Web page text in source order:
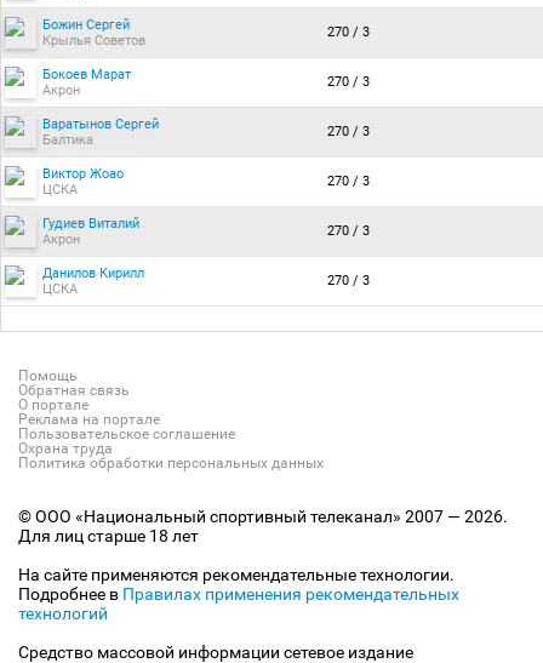
Божин Сергей
Крылья Советов
270 / 3
Бокоев Марат
Акрон
270 / 3
Варатынов Сергей
Балтика
270 / 3
Виктор Жоао
ЦСКА
270 / 3
Гудиев Виталий
Акрон
270 / 3
Данилов Кирилл
ЦСКА
270 / 3
Помощь
Обратная связь
О портале
Реклама на портале
Пользовательское соглашение
Охрана труда
Политика обработки персональных данных
© ООО «Национальный спортивный телеканал» 2007 — 2026.
Для лиц старше 18 лет
На сайте применяются рекомендательные технологии.
Подробнее в Правилах применения рекомендательных
технологий
Средство массовой информации сетевое издание